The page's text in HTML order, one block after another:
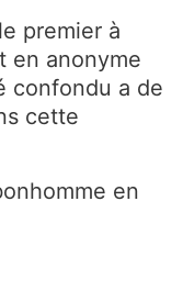
premier à
en anonyme
confondu a de
cette
en